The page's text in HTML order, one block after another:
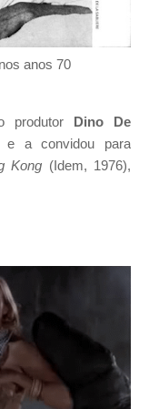
anos 70
produtor
Dino De
e a convidou para
Kong (Idem, 1976),